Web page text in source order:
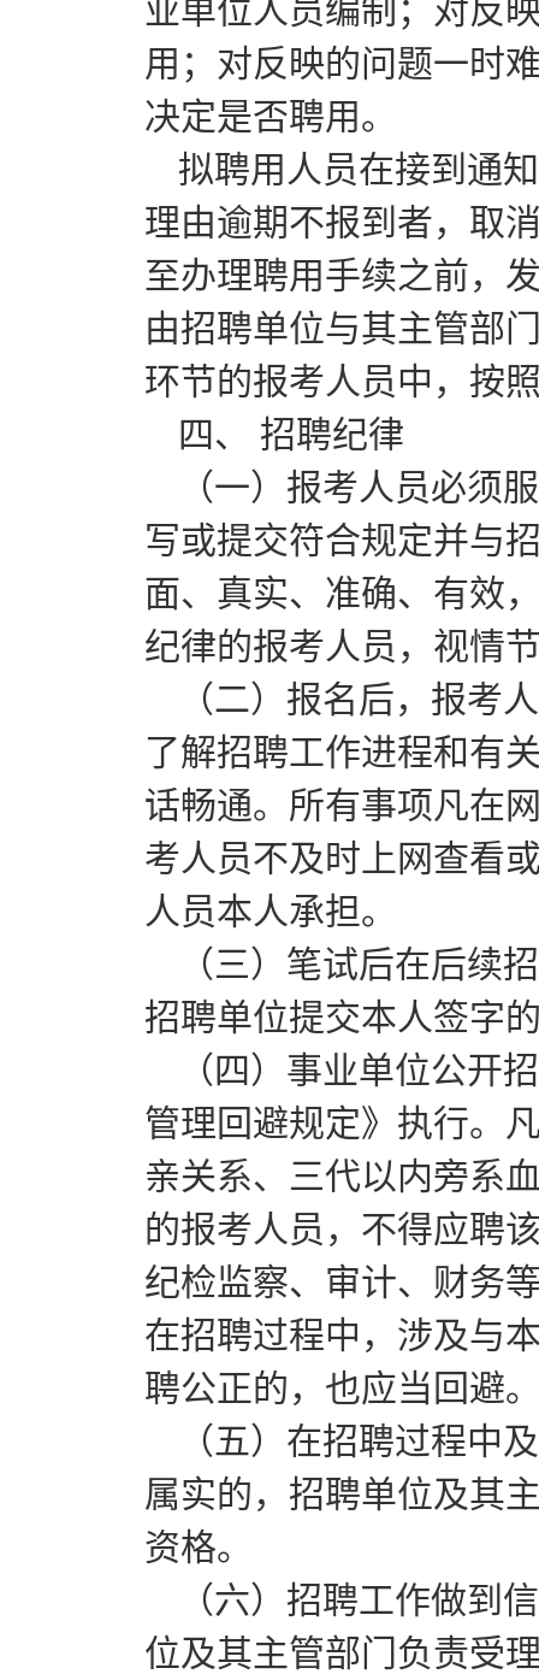
业单位人员编制；对反
用；对反映的问题一时
决定是否聘用。
拟聘用人员在接到通
理由逾期不报到者，取
至办理聘用手续之前，
由招聘单位与其主管部
环节的报考人员中，按
四、 招聘纪律
（一）报考人员必须
写或提交符合规定并与
面、真实、准确、有效
纪律的报考人员，视情
（二）报名后，报考
了解招聘工作进程和有
话畅通。所有事项凡在
考人员不及时上网查看
人员本人承担。
（三）笔试后在后续
招聘单位提交本人签字
（四）事业单位公开
管理回避规定》执行。
亲关系、三代以内旁系
的报考人员，不得应聘
纪检监察、审计、财务
在招聘过程中，涉及与
聘公正的，也应当回避
（五）在招聘过程中
属实的，招聘单位及其
资格。
（六）招聘工作做到
位及其主管部门负责受